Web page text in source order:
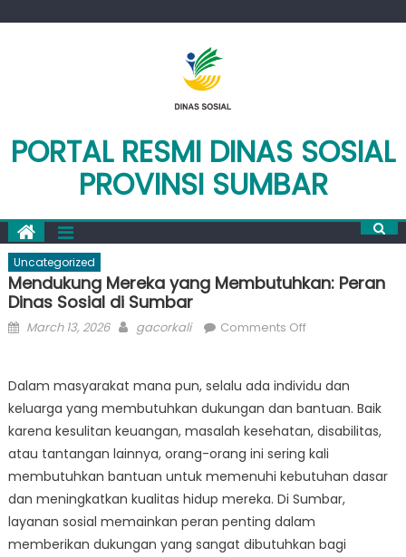
PORTAL RESMI DINAS SOSIAL
PROVINSI SUMBAR
Uncategorized
Mendukung Mereka yang Membutuhkan: Peran
Dinas Sosial di Sumbar
Posted
March 13, 2026 Author
gacorkali Comments Offon
yang
Membutuhkan:
Peran
Dinas
Sosial
di
Dalam masyarakat mana pun, selalu ada individu dan
keluarga yang membutuhkan dukungan dan bantuan. Baik
karena kesulitan keuangan, masalah kesehatan, disabilitas,
atau tantangan lainnya, orang-orang ini sering kali
membutuhkan bantuan untuk memenuhi kebutuhan dasar
dan meningkatkan kualitas hidup mereka. Di Sumbar,
layanan sosial memainkan peran penting dalam
memberikan dukungan yang sangat dibutuhkan bagi